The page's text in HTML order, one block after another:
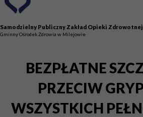
Samodzielny Publiczny Zakład Opieki Zdrowotnej
Gminny Ośrodek Zdrowia w Milejowie
BEZPŁATNE
PRZECIW
WSZYSTKICH